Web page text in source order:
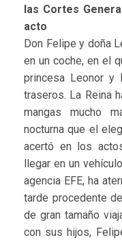
las Cortes
acto
Don Felipe y doña
en un coche, en el
princesa Leonor y
traseros. La Reina
mangas mucho
nocturna que el
acertó en los
llegar en un
agencia EFE, ha
tarde procedente
de gran tamaño
con sus hijos,